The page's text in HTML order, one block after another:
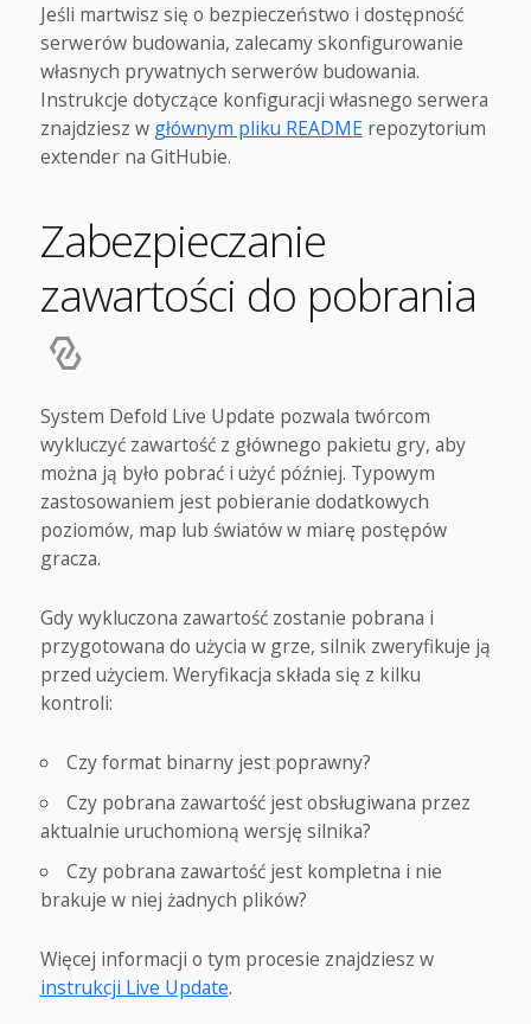
Jeśli martwisz się o bezpieczeństwo i dostępność
serwerów budowania, zalecamy skonfigurowanie
własnych prywatnych serwerów budowania.
Instrukcje dotyczące konfiguracji własnego serwera
znajdziesz w głównym pliku README repozytorium
extender na GitHubie.
Zabezpieczanie
zawartości do pobrania
System Defold Live Update pozwala twórcom
wykluczyć zawartość z głównego pakietu gry, aby
można ją było pobrać i użyć później. Typowym
zastosowaniem jest pobieranie dodatkowych
poziomów, map lub światów w miarę postępów
gracza.
Gdy wykluczona zawartość zostanie pobrana i
przygotowana do użycia w grze, silnik zweryfikuje ją
przed użyciem. Weryfikacja składa się z kilku
kontroli:
Czy format binarny jest poprawny?
Czy pobrana zawartość jest obsługiwana przez
aktualnie uruchomioną wersję silnika?
Czy pobrana zawartość jest kompletna i nie
brakuje w niej żadnych plików?
Więcej informacji o tym procesie znajdziesz w
instrukcji Live Update.